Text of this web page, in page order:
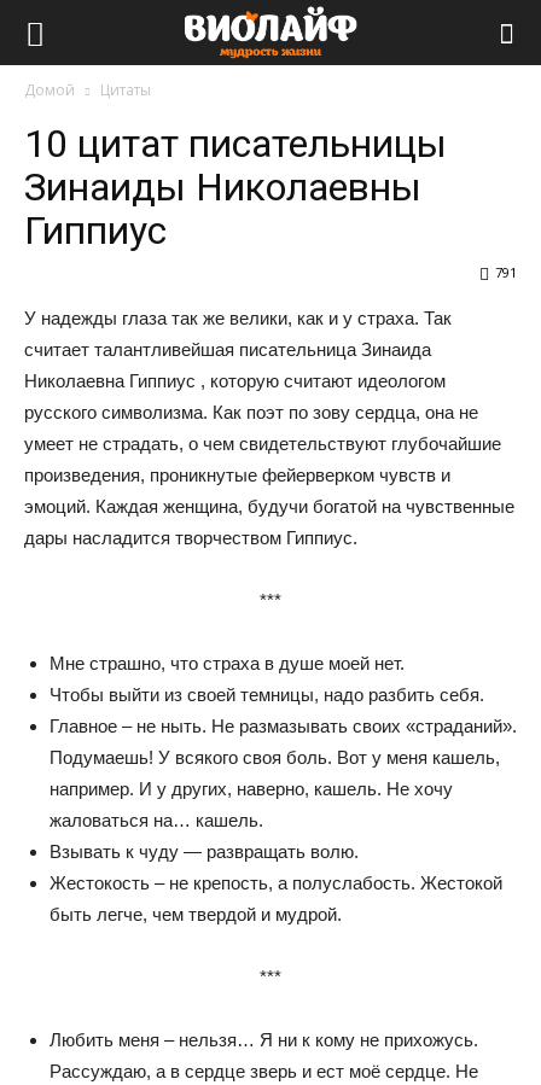
Домой Цитаты
10 цитат писательницы
Зинаиды Николаевны
Гиппиус
791
У надежды глаза так же велики, как и у страха. Так
считает талантливейшая писательница Зинаида
Николаевна Гиппиус , которую считают идеологом
русского символизма. Как поэт по зову сердца, она не
умеет не страдать, о чем свидетельствуют глубочайшие
произведения, проникнутые фейерверком чувств и
эмоций. Каждая женщина, будучи богатой на чувственные
дары насладится творчеством Гиппиус.
***
Мне страшно, что страха в душе моей нет.
Чтобы выйти из своей темницы, надо разбить себя.
Главное – не ныть. Не размазывать своих «страданий».
Подумаешь! У всякого своя боль. Вот у меня кашель,
например. И у других, наверно, кашель. Не хочу
жаловаться на… кашель.
Взывать к чуду — развращать волю.
Жестокость – не крепость, а полуслабость. Жестокой
быть легче, чем твердой и мудрой.
***
Любить меня – нельзя… Я ни к кому не прихожусь.
Рассуждаю, а в сердце зверь и ест моё сердце. Не